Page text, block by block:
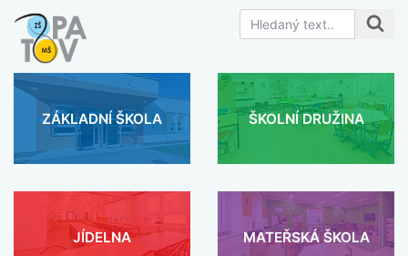
ZÁKLADNÍ ŠKOLA ŠKOLNÍ DRUŽINA
JÍDELNA MATEŘSKÁ ŠKOLA